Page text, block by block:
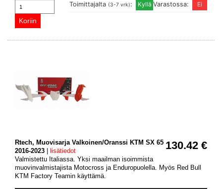
Varastossa:
Toimittajalta (3-7 vrk):
130.42 €
Rtech, Muovisarja Valkoinen/Oranssi KTM SX 65
2016-2023
lisätiedot
Valmistettu Italiassa. Yksi maailman isoimmista
muovinvalmistajista Motocross ja Enduropuolella. Myös Red Bull
KTM Factory Teamin käyttämä.